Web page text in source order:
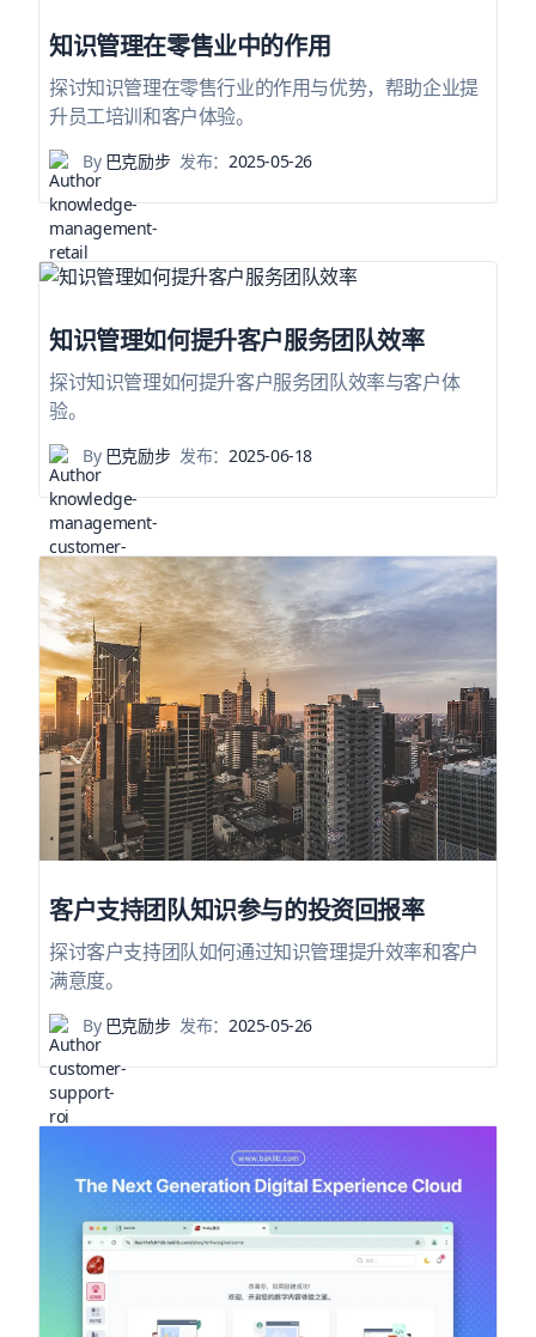
知识管理在零售业中的作用
探讨知识管理在零售行业的作用与优势，帮助企业提
升员工培训和客户体验。
By巴克励步 发布： 2025-05-26
知识管理如何提升客户服务团队效率
探讨知识管理如何提升客户服务团队效率与客户体
验。
By巴克励步 发布： 2025-06-18
客户支持团队知识参与的投资回报率
探讨客户支持团队如何通过知识管理提升效率和客户
满意度。
By巴克励步 发布：2025-05-26